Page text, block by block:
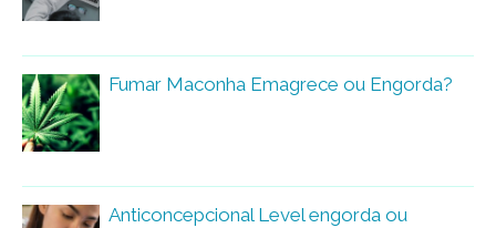
Fumar Maconha Emagrece ou Engorda?
Anticoncepcional Level engorda ou